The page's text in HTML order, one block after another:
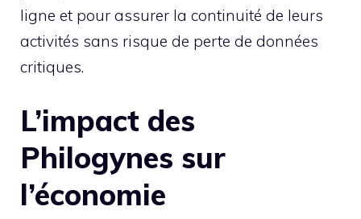
ligne et pour assurer la continuité de leurs
activités sans risque de perte de données
critiques.
L’impact des
Philogynes sur
l’économie